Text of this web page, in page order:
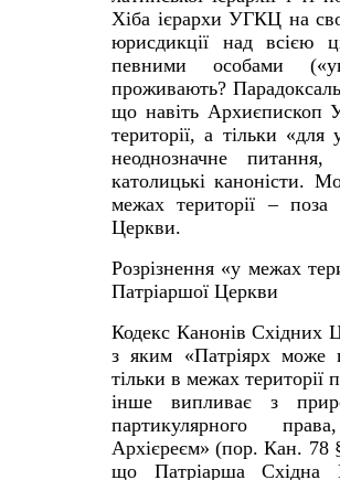
Хіба ієрархи УГКЦ на
юрисдикції над всією
певними особами
проживають?
що навіть
території, а тільки
неоднозначне
католицькі
межах території – поза
Церкви.
Розрізнення «у межах
Патріаршої Церкви
Кодекс Канонів Східних
з яким «Патріярх може
тільки в межах
інше випливає з
партикулярного
Архієреєм» (пор. Кан. 78
що Патріарша Східна